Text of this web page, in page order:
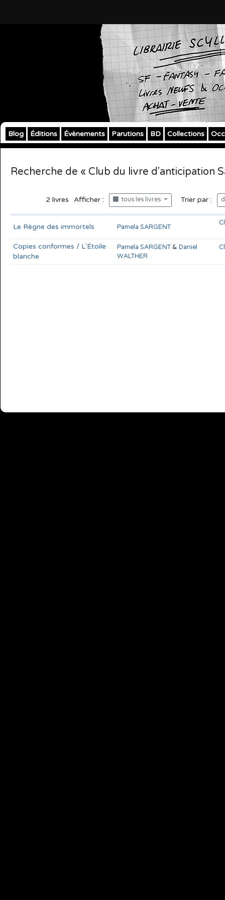
Blog Éditions Évènements Parutions BD Collections
Recherche de « Club du livre d'anticipation
2 livres Afficher : tous les livres Trier par :
Le Règne des immortels Pamela SARGENT
Copies conformes / L'Étoile
blanche
Pamela SARGENT& Daniel
WALTHER